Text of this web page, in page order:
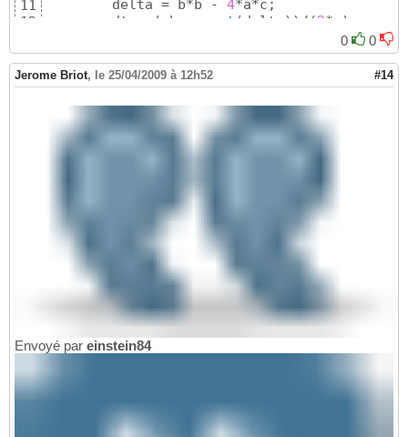
11
12
14
15
	delta = b*b -
4*a*c;
	dt =
( -b + sqrt ( delta ) ) / (2*a )
end
plot( (:,1),p(:, 2))
0 0
Jerome Briot, le 25/04/2009 à 12h52 #14
Envoyé par einstein84